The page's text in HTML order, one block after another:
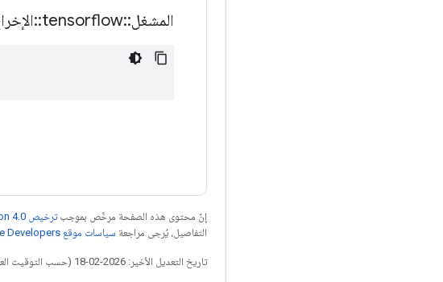
المشغل::
tensorflow
::
إنّ محتوى هذه الصفحة مرخّص بموجبترخيص Creative Commons Attribution 4.0‏
التفاصيل، يُرجى مراجعة سياسات موقع Google Developers‏
تاريخ التعديل الأخير: 2026-02-18 (حسب التوقيت العالمي المتفَّق عليه)